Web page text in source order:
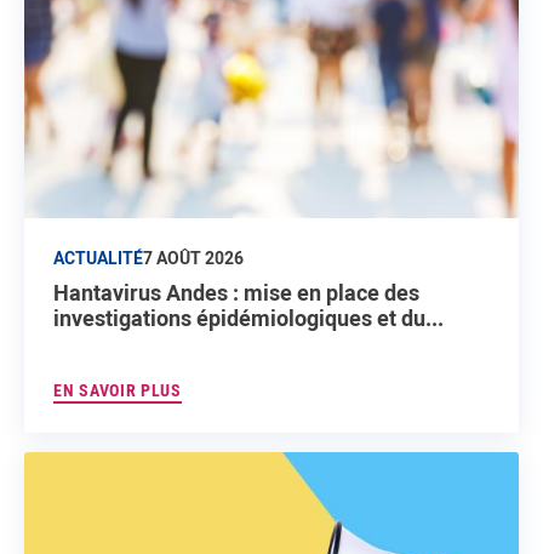
ACTUALITÉ7 AOÛT 2026
Hantavirus Andes : mise en place des
investigations épidémiologiques et du...
EN SAVOIR PLUS